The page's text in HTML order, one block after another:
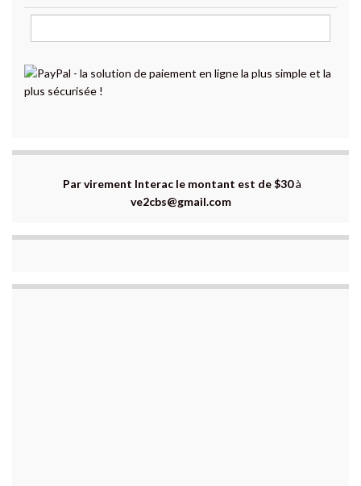
Par virement Interac le montant est de $30à
ve2cbs@gmail.com